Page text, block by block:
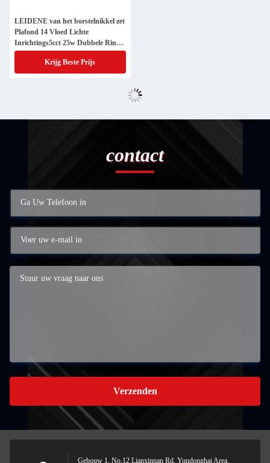
LEIDENE van het borstelnikkel zet
Plafond 14 Vloed Lichte
Inrichtings5cct 25w Dubbele Ring
op
Krijg Beste Prijs
contact
Verzenden
Gebouw 1, No.12 Lianxinnan Rd, Yundonghai Area,